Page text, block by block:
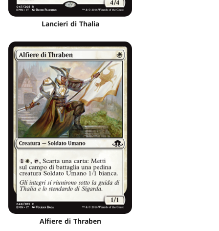
Lancieri di Thalia
Alfiere di Thraben